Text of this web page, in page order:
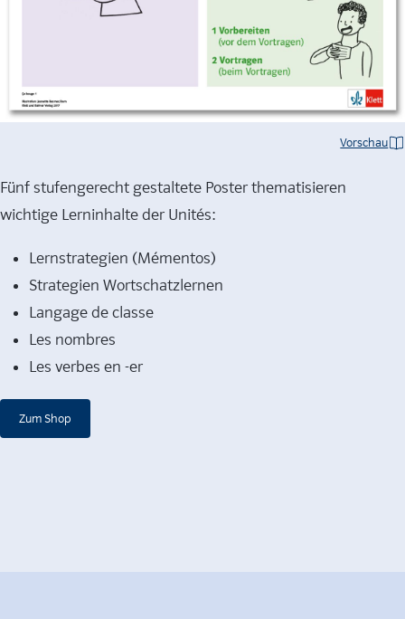
Vorschau
Fünf stufengerecht gestaltete Poster thematisieren
wichtige Lerninhalte der Unités:
Lernstrategien (Mémentos)
Strategien Wortschatzlernen
Langage de classe
Les nombres
Les verbes en -er
Zum Shop